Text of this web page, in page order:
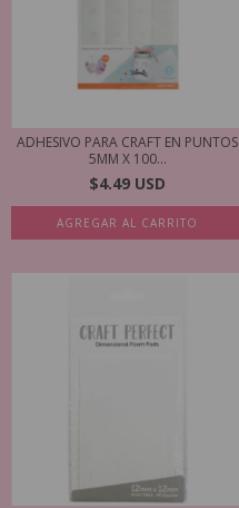
ADHESIVO PARA CRAFT EN PUNTOS
5MM X 100...
$4.49 USD